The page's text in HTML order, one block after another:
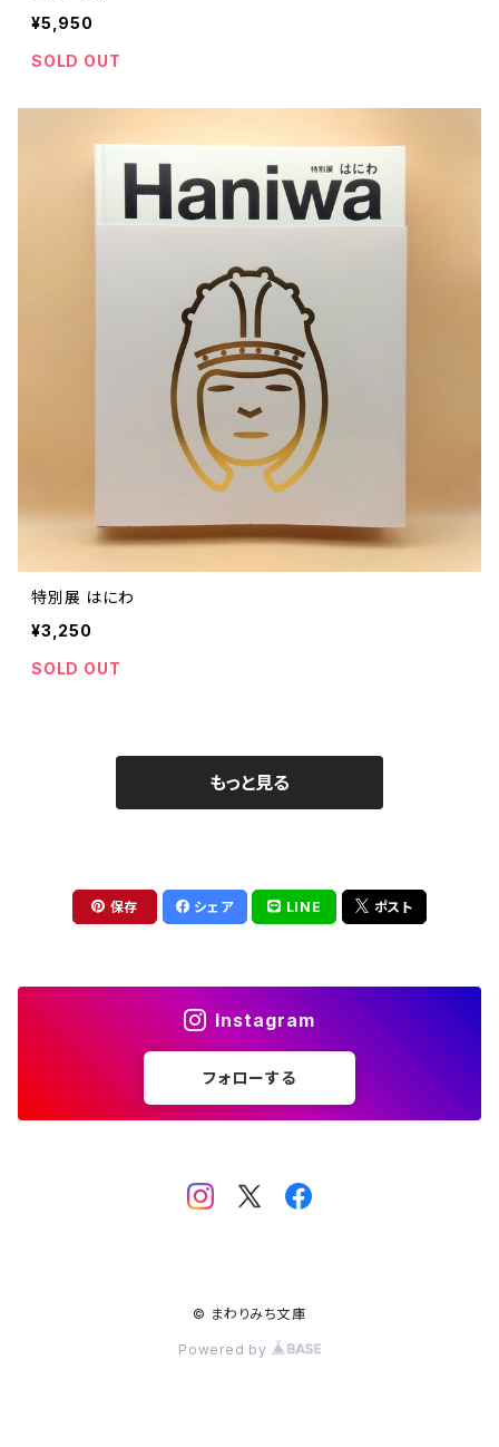
¥5,950
SOLD OUT
特別展 はにわ
¥3,250
SOLD OUT
もっと見る
保存 シェア LINE ポスト
Instagram
フォローする
© まわりみち文庫
Powered by